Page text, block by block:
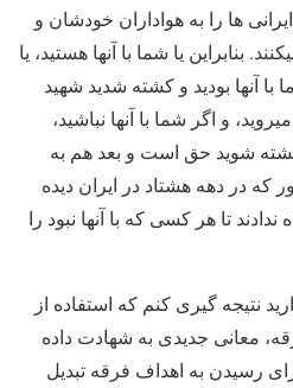
ها را به هواداران خودشان و
بنابراین یا شما با آنها هستید، یا
آنها بودید و کشته شدید شهید
و اگر شما با آنها نباشید،
کشته شوید حق است و بعد هم به
که در دهه هشتاد در ایران دیده
ندادند تا هر کسی که با آنها نبود را
نتیجه گیری کنم که استفاده از
معانی جدیدی به شهادت داده
رسیدن به اهداف فرقه تبدیل